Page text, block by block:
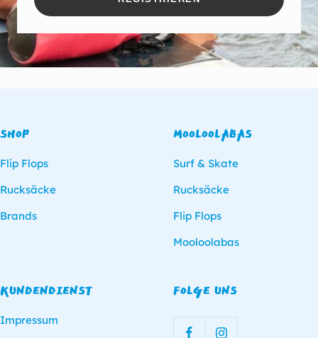
SHOP
Flip Flops
Rucksäcke
Brands
MOOLOOLABAS
Surf & Skate
Rucksäcke
Flip Flops
Mooloolabas
KUNDENDIENST
Impressum
FOLGE UNS